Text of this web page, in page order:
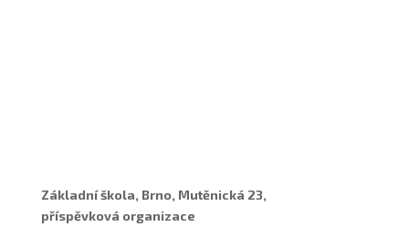
Základní škola, Brno, Mutěnická 23,
příspěvková organizace